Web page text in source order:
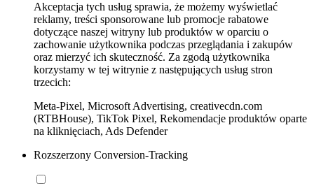
Akceptacja tych usług sprawia, że możemy wyświetlać
reklamy, treści sponsorowane lub promocje rabatowe
dotyczące naszej witryny lub produktów w oparciu o
zachowanie użytkownika podczas przeglądania i zakupów
oraz mierzyć ich skuteczność. Za zgodą użytkownika
korzystamy w tej witrynie z następujących usług stron
trzecich:
Meta-Pixel, Microsoft Advertising, creativecdn.com
(RTBHouse), TikTok Pixel, Rekomendacje produktów oparte
na kliknięciach, Ads Defender
Rozszerzony Conversion-Tracking